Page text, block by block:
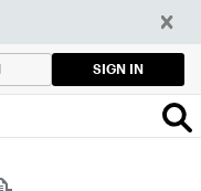
SIGN IN